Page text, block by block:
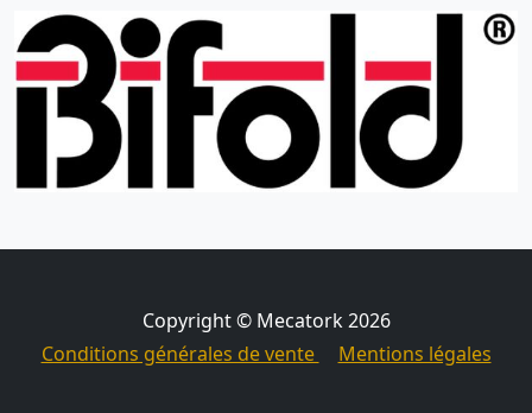
Copyright © Mecatork 2026
Conditions générales de vente
Mentions légales